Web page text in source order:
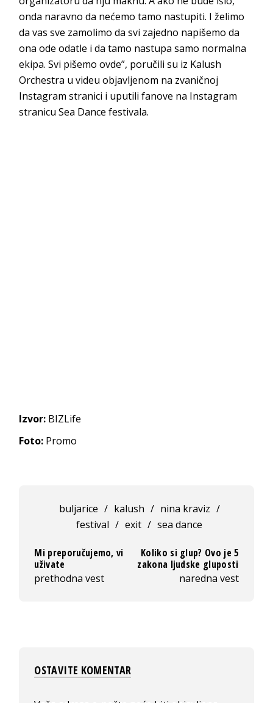
onda naravno da nećemo tamo nastupiti. I želimo
da vas sve zamolimo da svi zajedno napišemo da
ona ode odatle i da tamo nastupa samo normalna
ekipa. Svi pišemo ovde”, poručili su iz Kalush
Orchestra u videu objavljenom na zvaničnoj
Instagram stranici i uputili fanove na Instagram
stranicu Sea Dance festivala.
Izvor: BIZLife
Foto: Promo
buljarice / kalush / nina kraviz /
festival / exit / sea dance
Mi preporučujemo, vi
uživate
prethodna vest
Koliko si glup? Ovo je 5
zakona ljudske gluposti
naredna vest
OSTAVITE KOMENTAR